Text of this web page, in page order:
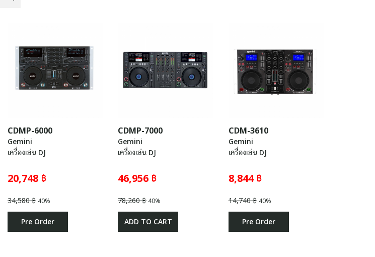
CDMP-6000
Gemini
เครื่องเล่น DJ
20,748 ฿
34,580 ฿40%
Pre Order
CDMP-7000
Gemini
เครื่องเล่น DJ
46,956 ฿
78,260 ฿40%
ADD TO CART
CDM-3610
Gemini
เครื่องเล่น DJ
8,844 ฿
14,740 ฿40%
Pre Order